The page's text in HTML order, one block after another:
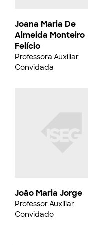
Joana Maria De
Almeida Monteiro
Felício
Professora Auxiliar
Convidada
João Maria Jorge
Professor Auxiliar
Convidado